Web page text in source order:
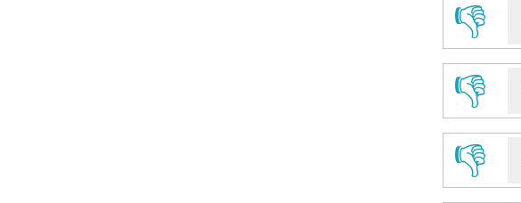
👎
👎
👎